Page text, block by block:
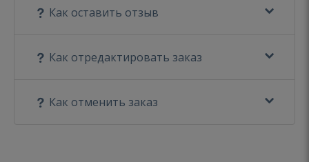
Как оставить отзыв
Как отредактировать заказ
Как отменить заказ